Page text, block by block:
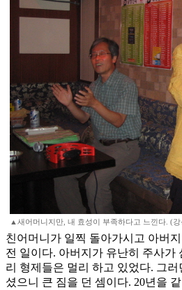
▲새어머니지만, 내 효성이 부족하다고 느낀다. (
친어머니가 일찍 돌아가시고 아버
전 일이다. 아버지가 유난히 주사가
리 형제들은 멀리 하고 있었다. 그
셨으니 큰 짐을 던 셈이다. 20년을